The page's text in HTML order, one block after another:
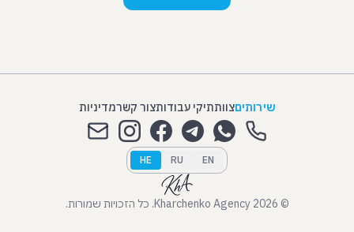
שירותיםצוותתיקי עבודותצור קשרמדיניות
© 2026 Kharchenko Agency. כל הזכויות שמורות.
EN
RU
HE